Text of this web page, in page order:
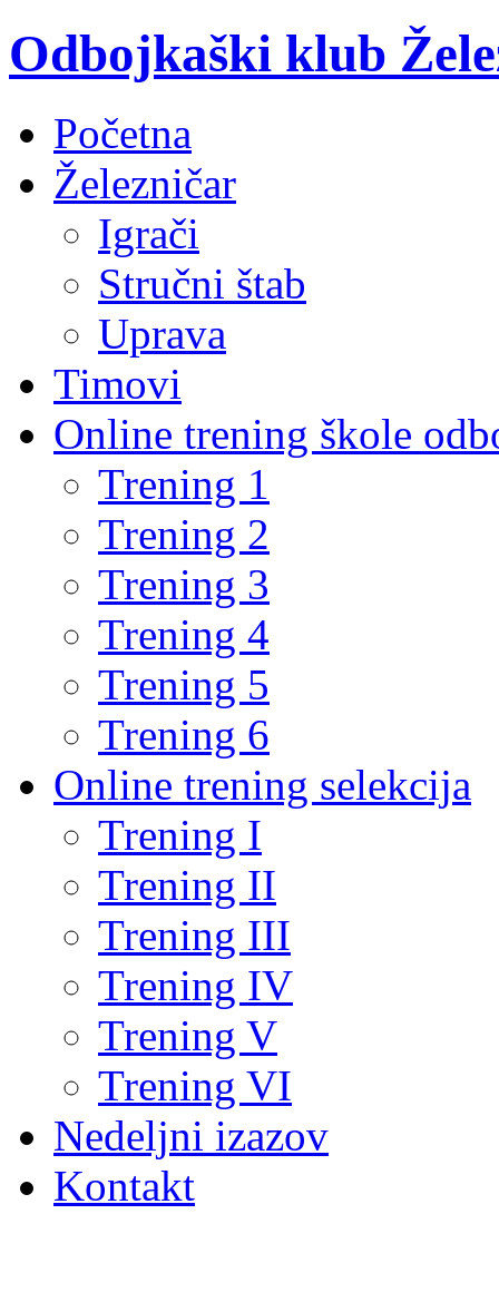
Odbojkaški klub
Početna
Železničar
Igrači
Stručni štab
Uprava
Timovi
Online trening škole
Trening 1
Trening 2
Trening 3
Trening 4
Trening 5
Trening 6
Online trening selekcija
Trening I
Trening II
Trening III
Trening IV
Trening V
Trening VI
Nedeljni izazov
Kontakt